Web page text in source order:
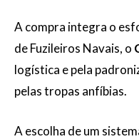
A compra integra o
de Fuzileiros Navais, o
logística e pela
pelas tropas anfíbias.
A escolha de um